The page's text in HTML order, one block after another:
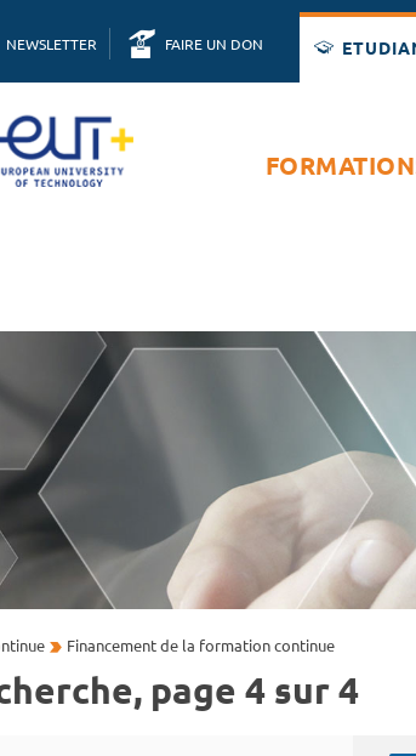
NEWSLETTER FAIRE UN DON
Financement de la formation continue
page 4 sur 4